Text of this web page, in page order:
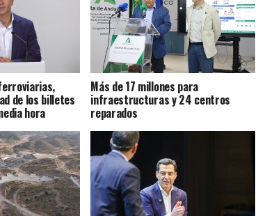
de los billetes
hora
Más de 17 millones para
infraestructuras y 24 centros
reparados